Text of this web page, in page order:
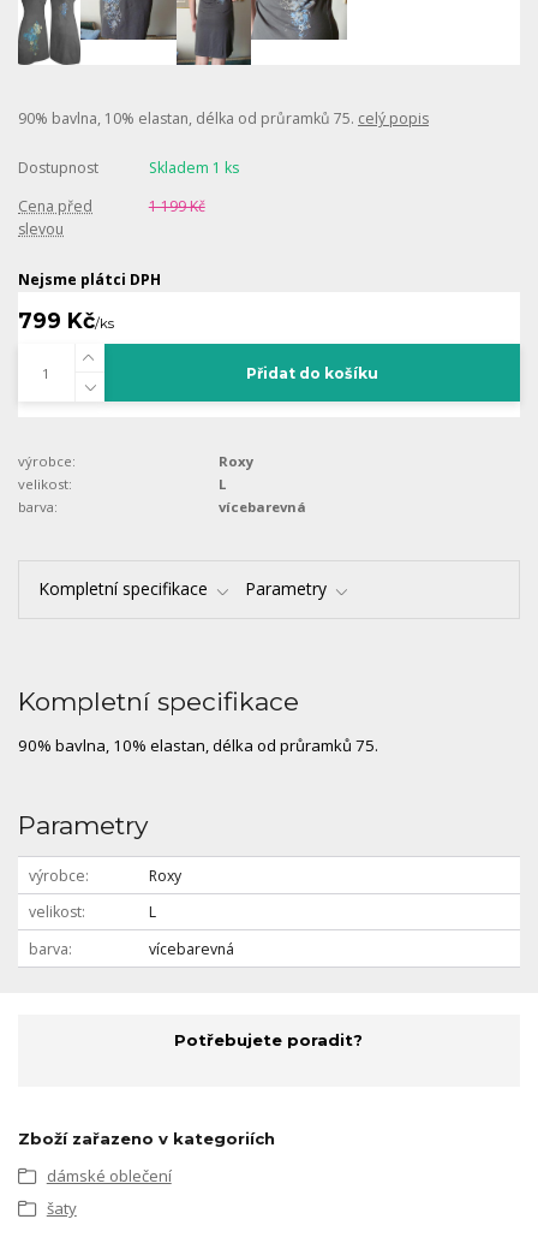
90% bavlna, 10% elastan, délka od průramků 75. celý popis
Dostupnost
Skladem 1 ks
Cena před
slevou
1 199 Kč
Nejsme plátci DPH
799 Kč/ks
Přidat do košíku
výrobce:
Roxy
velikost:
L
barva:
vícebarevná
Kompletní specifikace Parametry
Kompletní specifikace
90% bavlna, 10% elastan, délka od průramků 75.
Parametry
výrobce
Roxy
velikost
L
barva
vícebarevná
Potřebujete poradit?
Zboží zařazeno v kategoriích
dámské oblečení
šaty